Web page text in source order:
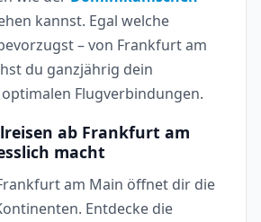
kannst. Egal welche
– von Frankfurt am
du ganzjährig dein
Flugverbindungen.
ab Frankfurt am
macht
am Main öffnet dir die
Entdecke die